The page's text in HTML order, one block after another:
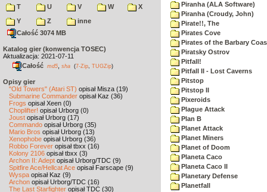
T
U V W
X
Y
Z
inne
Całość 3074 MB
Katalog gier (konwencja TOSEC)
Aktualizacja: 2021-07-11
Całość md5 sha (7-Zip TUGZip)
Opisy gier
"Old Towers" (Atari ST) opisał Misza (19)
Submarine Commander opisał Kaz (36)
Frogs opisał Xeen (0)
Choplifter! opisał Urborg (0)
Joust opisał Urborg (17)
Commando opisał Urborg (35)
Mario Bros opisał Urborg (13)
Xenophobe opisał Urborg (36)
Robbo Forever opisał tbxx (16)
Kolony 2106 opisał tbxx (3)
Archon II: Adept opisał Urborg/TDC (9)
Spitfire Ace/Hellcat Ace opisał Farscape (9)
Wyspa opisał Kaz (9)
Archon opisał Urborg/TDC (16)
The Last Starfighter opisał TDC (30)
Piranha (ALA Software)
Piranha (Croudy, John)
Pirate!!, The
Pirates Cove
Pirates of the Barbary
Piratsky Ostrov
Pitfall!
Pitfall II - Lost Caverns
Pitstop
Pitstop II
Pixeroids
Plague Attack
Plan B
Planet Attack
Planet Miners
Planet of Doom
Planeta Caco
Planeta Caco II
Planetary Defense
Planetfall